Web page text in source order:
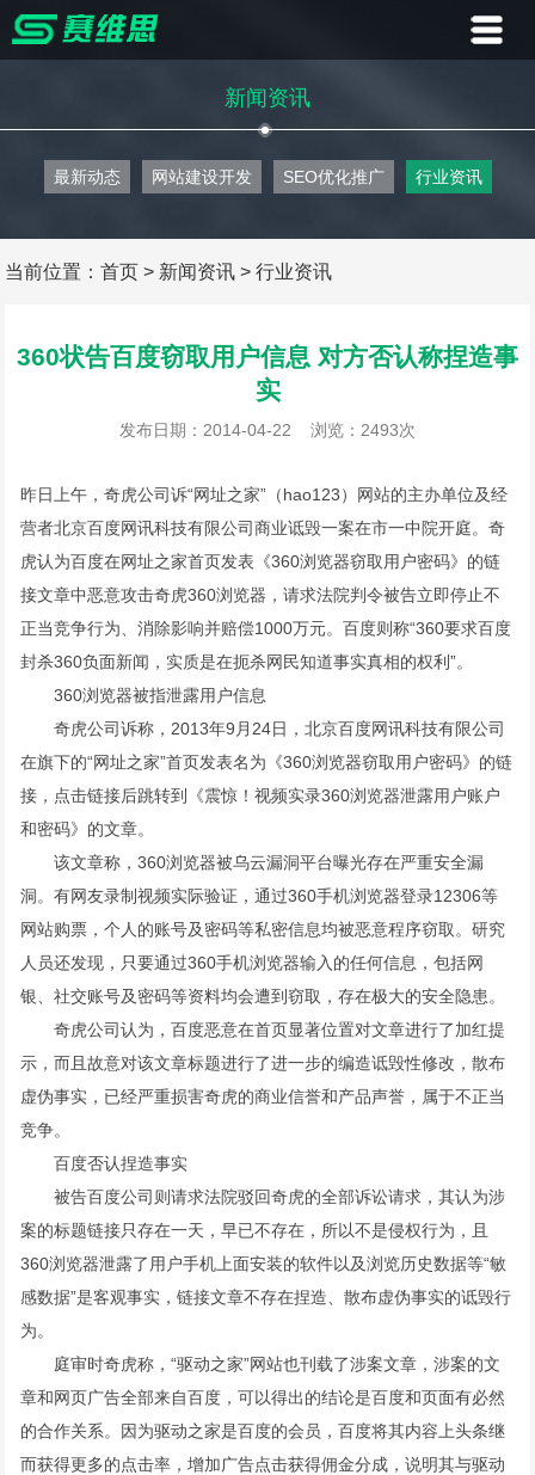
新闻资讯
最新动态 网站建设开发 SEO优化推广 行业资讯
当前位置：首页 > 新闻资讯 >行业资讯
360状告百度窃取用户信息 对方否认称捏造事
实
发布日期：2014-04-22 浏览：2493次
昨日上午，奇虎公司诉“网址之家”（hao123）网站的主办单位及经
营者北京百度网讯科技有限公司商业诋毁一案在市一中院开庭。奇
虎认为百度在网址之家首页发表《360浏览器窃取用户密码》的链
接文章中恶意攻击奇虎360浏览器，请求法院判令被告立即停止不
正当竞争行为、消除影响并赔偿1000万元。百度则称“360要求百度
封杀360负面新闻，实质是在扼杀网民知道事实真相的权利”。
360浏览器被指泄露用户信息
奇虎公司诉称，2013年9月24日，北京百度网讯科技有限公司
在旗下的“网址之家”首页发表名为《360浏览器窃取用户密码》的链
接，点击链接后跳转到《震惊！视频实录360浏览器泄露用户账户
和密码》的文章。
该文章称，360浏览器被乌云漏洞平台曝光存在严重安全漏
洞。有网友录制视频实际验证，通过360手机浏览器登录12306等
网站购票，个人的账号及密码等私密信息均被恶意程序窃取。研究
人员还发现，只要通过360手机浏览器输入的任何信息，包括网
银、社交账号及密码等资料均会遭到窃取，存在极大的安全隐患。
奇虎公司认为，百度恶意在首页显著位置对文章进行了加红提
示，而且故意对该文章标题进行了进一步的编造诋毁性修改，散布
虚伪事实，已经严重损害奇虎的商业信誉和产品声誉，属于不正当
竞争。
百度否认捏造事实
被告百度公司则请求法院驳回奇虎的全部诉讼请求，其认为涉
案的标题链接只存在一天，早已不存在，所以不是侵权行为，且
360浏览器泄露了用户手机上面安装的软件以及浏览历史数据等“敏
感数据”是客观事实，链接文章不存在捏造、散布虚伪事实的诋毁行
为。
庭审时奇虎称，“驱动之家”网站也刊载了涉案文章，涉案的文
章和网页广告全部来自百度，可以得出的结论是百度和页面有必然
的合作关系。因为驱动之家是百度的会员，百度将其内容上头条继
而获得更多的点击率，增加广告点击获得佣金分成，说明其与驱动